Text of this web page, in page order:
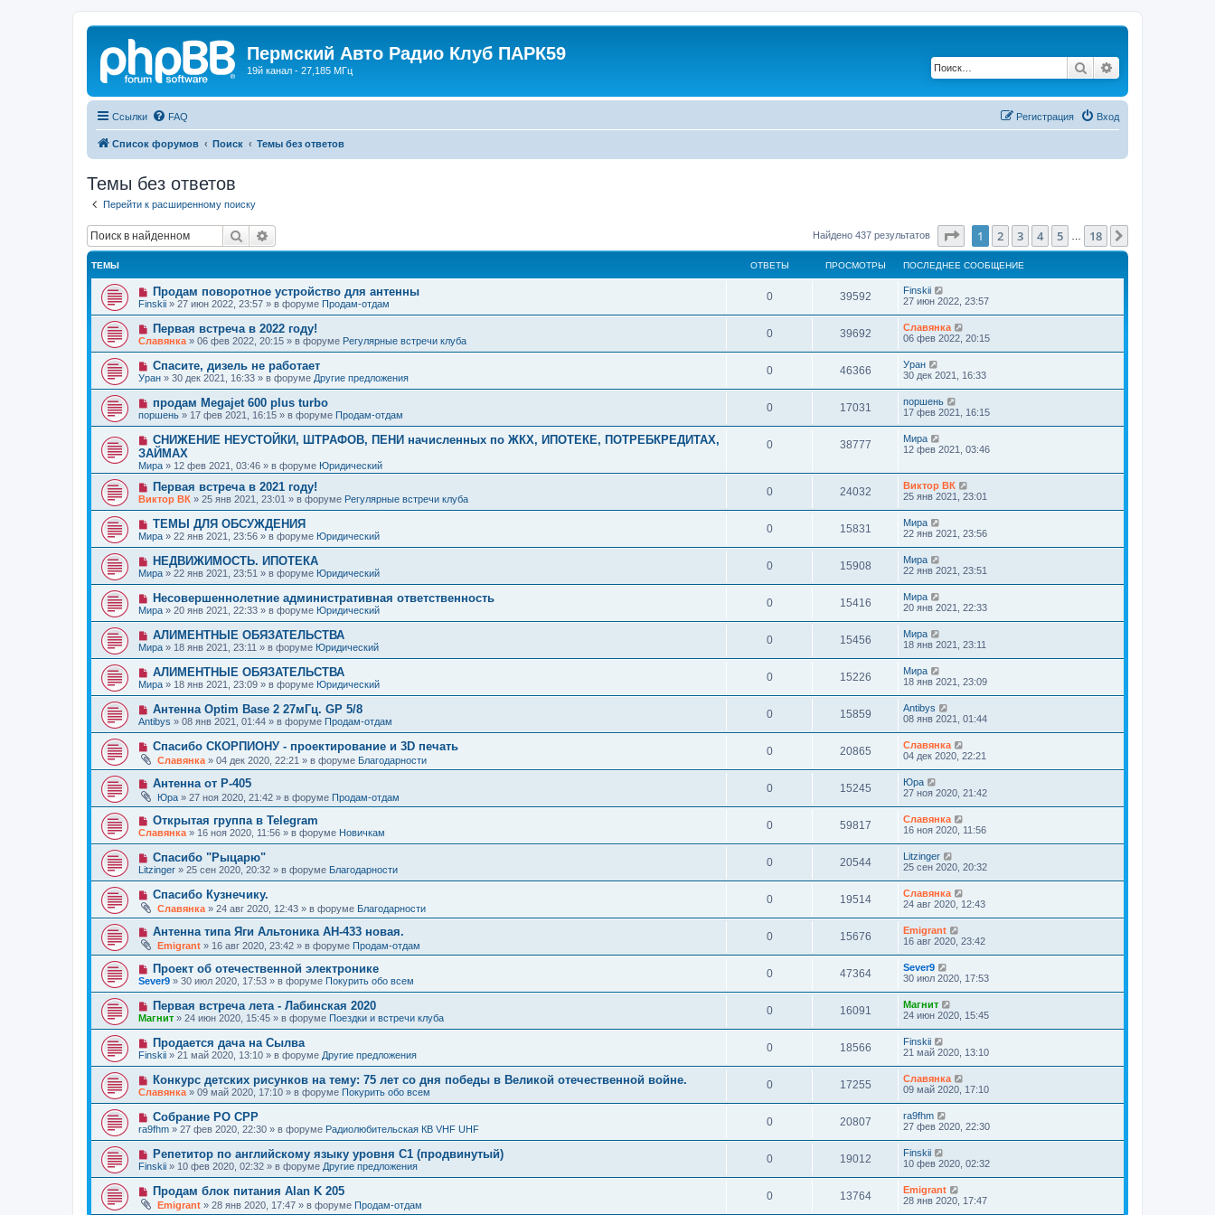
Пермский Авто Радио Клуб ПАРК59
19й канал - 27,185 МГц Поиск
Ссылки FAQ Вход
Регистрация
Список форумов Поиск Темы без ответов
Темы без ответов
Перейти к расширенному поиску
Поиск Найдено 437 результатов Страница1 из 18
1 2 3 4 5 18
ТЕМЫ ОТВЕТЫ ПРОСМОТРЫ ПОСЛЕДНЕЕ СООБЩЕНИЕ
Н
о
в
о
е
с
о
о
б
щ
н
и
е
Продам поворотное устройство для антенны
Finskii » 27 июн 2022, 23:57 » в форуме Продам-отдам
0 39592
Finskii
27 июн 2022, 23:57
Н
о
в
е
с
о
о
б
щ
е
н
и
е
Первая встреча в 2022 году!
Славянка » 06 фев 2022, 20:15 » в форуме Регулярные встречи клуба
0 39692
Славянка
06 фев 2022, 20:15
Н
о
в
е
с
о
о
б
щ
е
н
и
е
Спасите, дизель не работает
Уран » 30 дек 2021, 16:33 » в форуме Другие предложения
0 46366
Уран
30 дек 2021, 16:33
Н
о
в
е
с
о
о
щ
е
н
е
продам Megajet 600 plus turbo
поршень » 17 фев 2021, 16:15 » в форуме Продам-отдам
0 17031
поршень
17 фев 2021, 16:15
Н
о
в
о
е
с
о
о
б
щ
е
н
и
е
СНИЖЕНИЕ НЕУСТОЙКИ, ШТРАФОВ, ПЕНИ начисленных по ЖКХ, ИПОТЕКЕ, ПОТРЕБКРЕДИТАХ,
ЗАЙМАХ
Мира » 12 фев 2021, 03:46 » в форуме Юридический
0 38777
Мира
12 фев 2021, 03:46
Н
о
в
о
с
о
б
щ
е
н
и
е
Первая встреча в 2021 году!
Виктор ВК » 25 янв 2021, 23:01 » в форуме Регулярные встречи клуба
0 24032
Виктор ВК
25 янв 2021, 23:01
Н
о
в
о
е
с
о
б
щ
н
и
е
ТЕМЫ ДЛЯ ОБСУЖДЕНИЯ
Мира » 22 янв 2021, 23:56 » в форуме Юридический
0 15831
Мира
22 янв 2021, 23:56
Н
о
в
о
е
с
о
о
б
щ
н
и
е
НЕДВИЖИМОСТЬ. ИПОТЕКА
Мира » 22 янв 2021, 23:51 » в форуме Юридический
0 15908
Мира
22 янв 2021, 23:51
Н
о
в
е
с
о
о
б
щ
н
и
е
Несовершеннолетние административная ответственность
Мира » 20 янв 2021, 22:33 » в форуме Юридический
0 15416
Мира
20 янв 2021, 22:33
Н
о
в
е
с
о
о
б
щ
е
н
и
е
АЛИМЕНТНЫЕ ОБЯЗАТЕЛЬСТВА
Мира » 18 янв 2021, 23:11 » в форуме Юридический
0 15456
Мира
18 янв 2021, 23:11
Н
о
в
е
с
о
о
б
щ
н
и
е
АЛИМЕНТНЫЕ ОБЯЗАТЕЛЬСТВА
Мира » 18 янв 2021, 23:09 » в форуме Юридический
0 15226
Мира
18 янв 2021, 23:09
Н
о
в
е
с
о
о
б
щ
е
н
и
е
Антенна Optim Base 2 27мГц. GP 5/8
Antibys » 08 янв 2021, 01:44 » в форуме Продам-отдам
0 15859
Antibys
08 янв 2021, 01:44
Н
в
е
с
о
о
б
щ
е
н
и
е
Спасибо СКОРПИОНУ - проектирование и 3D печать
Славянка » 04 дек 2020, 22:21 » в форуме Благодарности
0 20865
Славянка
04 дек 2020, 22:21
Н
в
е
с
о
о
б
щ
е
н
и
е
Антенна от Р-405
Юра » 27 ноя 2020, 21:42 » в форуме Продам-отдам
0 15245
Юра
27 ноя 2020, 21:42
Н
о
в
е
с
о
о
б
щ
н
и
е
Открытая группа в Telegram
Славянка » 16 ноя 2020, 11:56 » в форуме Новичкам
0 59817
Славянка
16 ноя 2020, 11:56
Н
о
в
е
с
о
о
б
щ
е
н
и
е
Спасибо "Рыцарю"
Litzinger » 25 сен 2020, 20:32 » в форуме Благодарности
0 20544
Litzinger
25 сен 2020, 20:32
Н
в
е
с
о
б
щ
е
н
и
е
Спасибо Кузнечику.
Славянка » 24 авг 2020, 12:43 » в форуме Благодарности
0 19514
Славянка
24 авг 2020, 12:43
Н
в
о
е
с
о
б
щ
е
н
и
е
Антенна типа Яги Альтоника АН-433 новая.
Emigrant » 16 авг 2020, 23:42 » в форуме Продам-отдам
0 15676
Emigrant
16 авг 2020, 23:42
Н
о
в
о
е
с
о
б
щ
е
н
и
е
Проект об отечественной электронике
Sever9 » 30 июл 2020, 17:53 » в форуме Покурить обо всем
0 47364
Sever9
30 июл 2020, 17:53
Н
о
в
о
е
с
о
б
щ
е
н
и
е
Первая встреча лета - Лабинская 2020
Магнит » 24 июн 2020, 15:45 » в форуме Поездки и встречи клуба
0 16091
Магнит
24 июн 2020, 15:45
Н
о
в
о
е
с
о
о
б
щ
е
н
и
е
Продается дача на Сылва
Finskii » 21 май 2020, 13:10 » в форуме Другие предложения
0 18566
Finskii
21 май 2020, 13:10
Н
о
в
е
с
о
б
щ
е
н
и
Конкурс детских рисунков на тему: 75 лет со дня победы в Великой отечественной войне.
Славянка » 09 май 2020, 17:10 » в форуме Покурить обо всем
0 17255
Славянка
09 май 2020, 17:10
Н
о
в
о
е
с
о
б
щ
Собрание РО СРР
ra9fhm » 27 фев 2020, 22:30 » в форуме Радиолюбительская КВ VHF UHF
0 20807
ra9fhm
27 фев 2020, 22:30
Н
о
в
о
е
с
Репетитор по английскому языку уровня С1 (продвинутый)
Finskii » 10 фев 2020, 02:32 » в форуме Другие предложения
0 19012
Finskii
10 фев 2020, 02:32
Н
в
Продам блок питания Alan K 205
Emigrant » 28 янв 2020, 17:47 » в форуме Продам-отдам
0 13764
Emigrant
28 янв 2020, 17:47